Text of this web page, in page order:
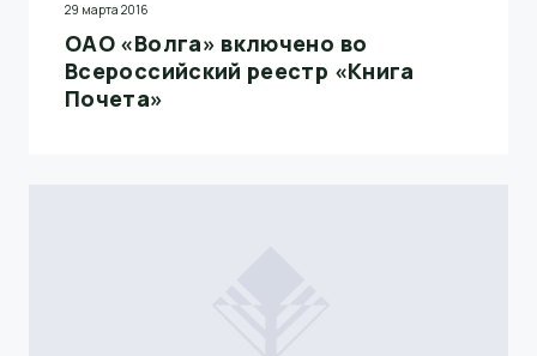
29 марта 2016
ОАО «Волга» включено во
Всероссийский реестр «Книга
Почета»